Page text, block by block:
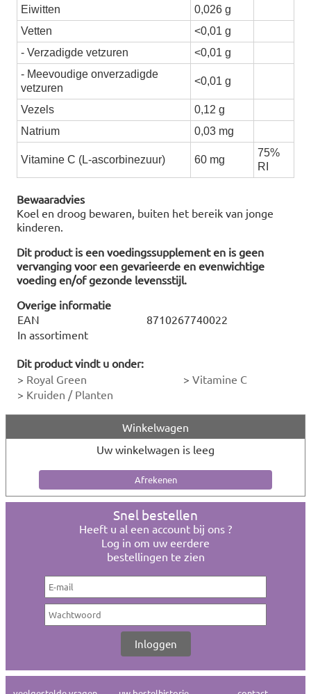
Eiwitten
0,026 g
Vetten
<0,01 g
- Verzadigde vetzuren
<0,01 g
- Meevoudige onverzadigde
vetzuren
<0,01 g
Vezels
0,12 g
Natrium
0,03 mg
Vitamine C (L-ascorbinezuur) 60 mg
75%
RI
Bewaaradvies
Koel en droog bewaren, buiten het bereik van jonge
kinderen.
Dit product is een voedingssupplement en is geen
vervanging voor een gevarieerde en evenwichtige
voeding en/of gezonde levensstijl.
Overige informatie
EAN
8710267740022
In assortiment
Dit product vindt u onder:
> Royal Green > Vitamine C
> Kruiden / Planten
Winkelwagen
Uw winkelwagen is leeg
Snel bestellen
Heeft u al een account bij ons ?
Log in om uw eerdere
bestellingen te zien